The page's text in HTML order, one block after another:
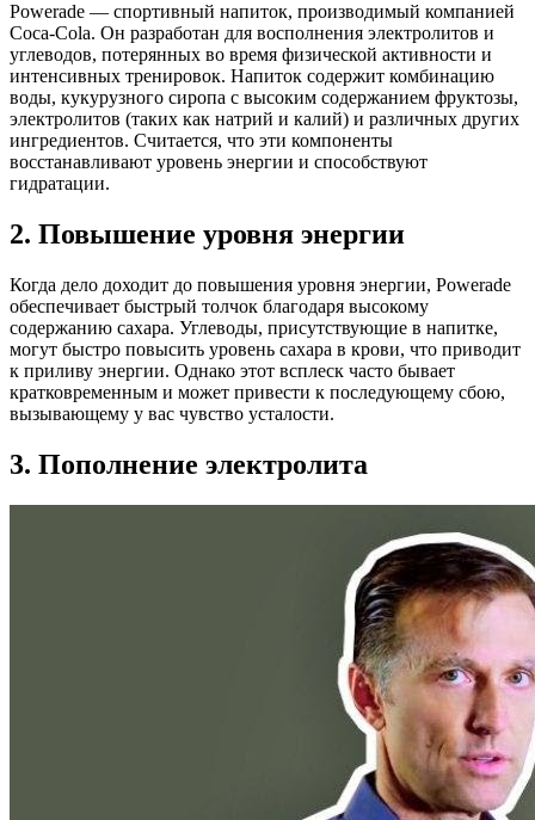
Powerade — спортивный напиток, производимый компанией
Coca-Cola. Он разработан для восполнения электролитов и
углеводов, потерянных во время физической активности и
интенсивных тренировок. Напиток содержит комбинацию
воды, кукурузного сиропа с высоким содержанием фруктозы,
электролитов (таких как натрий и калий) и различных других
ингредиентов. Считается, что эти компоненты
восстанавливают уровень энергии и способствуют
гидратации.
2. Повышение уровня энергии
Когда дело доходит до повышения уровня энергии, Powerade
обеспечивает быстрый толчок благодаря высокому
содержанию сахара. Углеводы, присутствующие в напитке,
могут быстро повысить уровень сахара в крови, что приводит
к приливу энергии. Однако этот всплеск часто бывает
кратковременным и может привести к последующему сбою,
вызывающему у вас чувство усталости.
3. Пополнение электролита